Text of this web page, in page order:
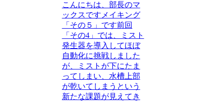
こんにちは、部長のマ
ックスですメイキング
「その５」です前回
「その4」では、ミスト
発生器を導入してほぼ
自動化に挑戦しました
が、ミストが下にたま
ってしまい、水槽上部
が乾いてしまうという
新たな課題が見えてき